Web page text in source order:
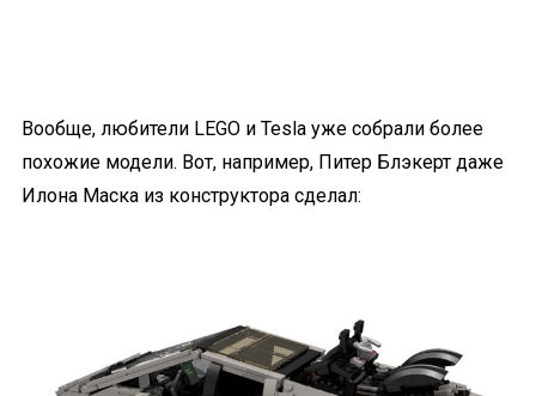
Вообще, любители LEGO и Tesla уже собрали более
похожие модели. Вот, например, Питер Блэкерт даже
Илона Маска из конструктора сделал: